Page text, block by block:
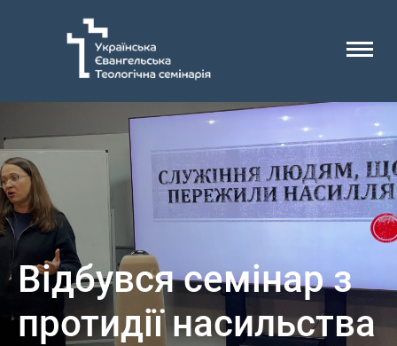
Відбувся семінар з
протидії насильства